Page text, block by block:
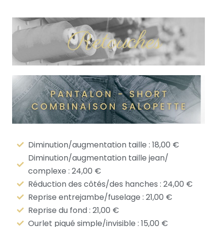
Diminution/augmentation taille : 18,00 €
Diminution/augmentation taille jean/
complexe : 24,00 €
Réduction des côtés/des hanches : 24,00 €
Reprise entrejambe/fuselage : 21,00 €
Reprise du fond : 21,00 €
Ourlet piqué simple/invisible : 15,00 €